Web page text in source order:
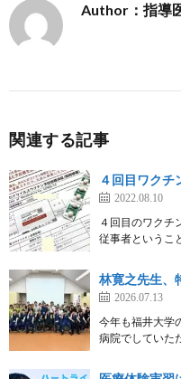
Author：指導
関連する記事
４回目ワクチ
2022.08.10
４回目のワクチ
従事者というこ
林寛之先生、
2026.07.13
今年も福井大学
病院でしていた